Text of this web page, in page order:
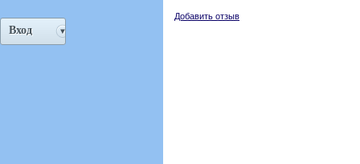
Вход
Добавить отзыв